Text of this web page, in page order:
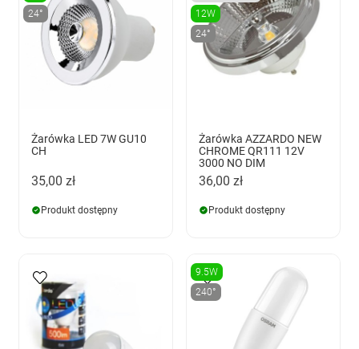
24°
Żarówka LED 7W GU10
CH
35,00 zł
Produkt dostępny
12W
24°
Żarówka AZZARDO NEW
CHROME QR111 12V
3000 NO DIM
36,00 zł
Produkt dostępny
9.5W
240°